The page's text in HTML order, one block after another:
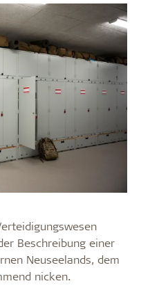
Beschreibung einer
Neuseelands, dem
nicken.